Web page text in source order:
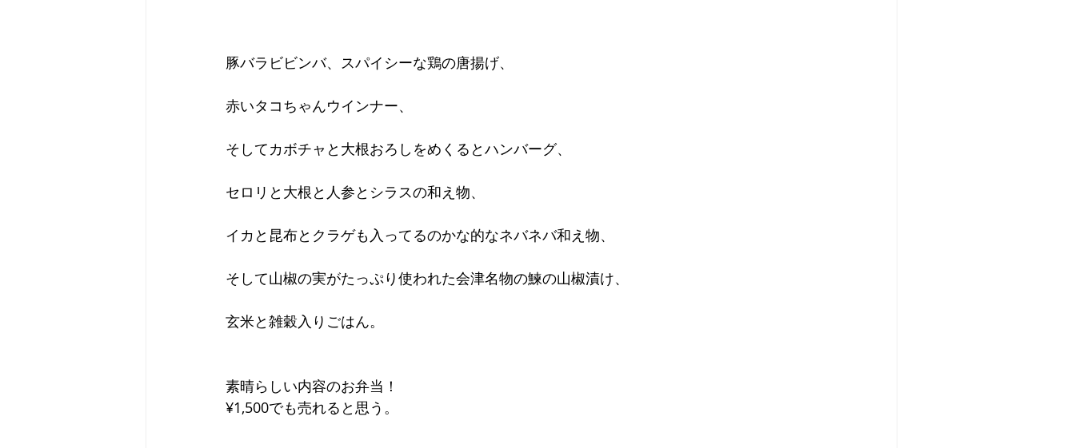
豚バラビビンバ、スパイシーな鶏の唐揚げ、
赤いタコちゃんウインナー、
そしてカボチャと大根おろしをめくるとハンバーグ、
セロリと大根と人参とシラスの和え物、
イカと昆布とクラゲも入ってるのかな的なネバネバ和え物、
そして山椒の実がたっぷり使われた会津名物の鰊の山椒漬け、
玄米と雑穀入りごはん。
素晴らしい内容のお弁当！
¥1,500でも売れると思う。